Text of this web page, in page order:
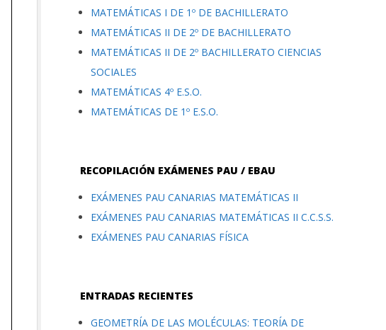
MATEMÁTICAS I DE 1º DE BACHILLERATO
MATEMÁTICAS II DE 2º DE BACHILLERATO
MATEMÁTICAS II DE 2º BACHILLERATO CIENCIAS
SOCIALES
MATEMÁTICAS 4º E.S.O.
MATEMÁTICAS DE 1º E.S.O.
RECOPILACIÓN EXÁMENES PAU / EBAU
EXÁMENES PAU CANARIAS MATEMÁTICAS II
EXÁMENES PAU CANARIAS MATEMÁTICAS II C.C.S.S.
EXÁMENES PAU CANARIAS FÍSICA
ENTRADAS RECIENTES
GEOMETRÍA DE LAS MOLÉCULAS: TEORÍA DE